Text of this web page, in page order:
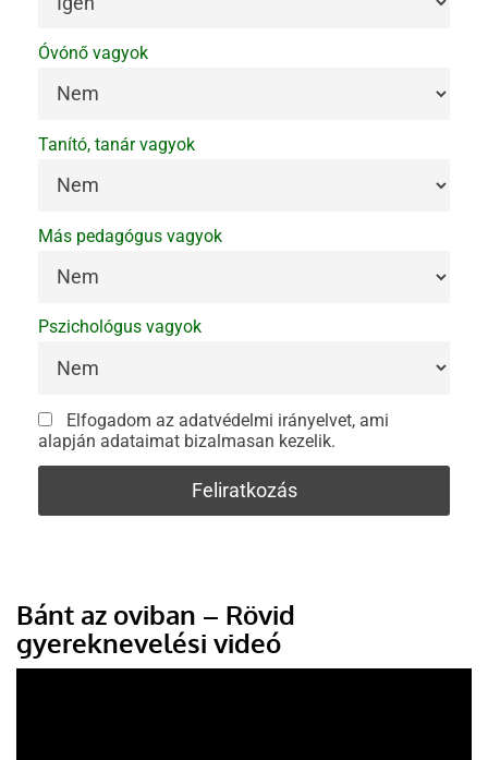
Óvónő vagyok
Tanító, tanár vagyok
Más pedagógus vagyok
Pszichológus vagyok
Elfogadom az adatvédelmi irányelvet, ami
alapján adataimat bizalmasan kezelik.
Bánt az oviban – Rövid
gyereknevelési videó